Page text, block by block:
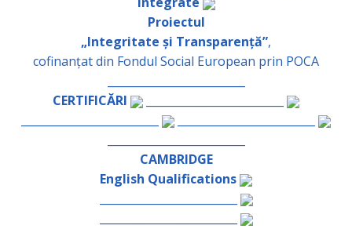
Proiectul
„Integritate și Transparență”,
cofinanțat din Fondul Social European prin POCA
CERTIFICĂRI
CAMBRIDGE
English Qualifications